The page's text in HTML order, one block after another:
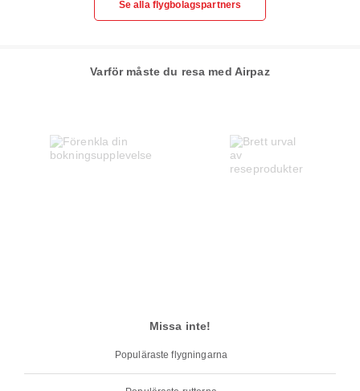
Se alla flygbolagspartners
Varför måste du resa med Airpaz
Missa inte!
Populäraste flygningarna